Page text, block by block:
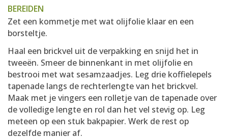
BEREIDEN
Zet een kommetje met wat olijfolie klaar en een
borsteltje.
Haal een brickvel uit de verpakking en snijd het in
tweeën. Smeer de binnenkant in met olijfolie en
bestrooi met wat sesamzaadjes. Leg drie koffielepels
tapenade langs de rechterlengte van het brickvel.
Maak met je vingers een rolletje van de tapenade over
de volledige lengte en rol dan het vel stevig op. Leg
meteen op een stuk bakpapier. Werk de rest op
dezelfde manier af.